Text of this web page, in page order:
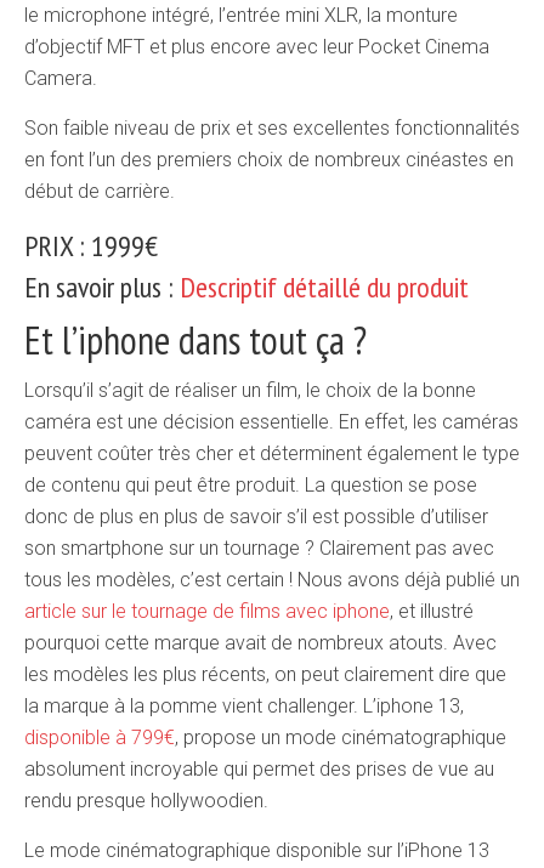
le microphone intégré, l’entrée mini XLR, la monture
d’objectif MFT et plus encore avec leur Pocket Cinema
Camera.
Son faible niveau de prix et ses excellentes fonctionnalités
en font l’un des premiers choix de nombreux cinéastes en
début de carrière.
PRIX : 1999€
En savoir plus : Descriptif détaillé du produit
Et l’iphone dans tout ça ?
Lorsqu’il s’agit de réaliser un film, le choix de la bonne
caméra est une décision essentielle. En effet, les caméras
peuvent coûter très cher et déterminent également le type
de contenu qui peut être produit. La question se pose
donc de plus en plus de savoir s’il est possible d’utiliser
son smartphone sur un tournage ? Clairement pas avec
tous les modèles, c’est certain ! Nous avons déjà publié un
article sur le tournage de films avec iphone, et illustré
pourquoi cette marque avait de nombreux atouts. Avec
les modèles les plus récents, on peut clairement dire que
la marque à la pomme vient challenger. L’iphone 13,
disponible à 799€, propose un mode cinématographique
absolument incroyable qui permet des prises de vue au
rendu presque hollywoodien.
Le mode cinématographique disponible sur l’iPhone 13